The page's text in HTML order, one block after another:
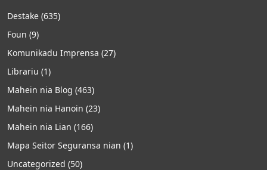
Destake (635)
Foun (9)
Komunikadu Imprensa (27)
Librariu (1)
Mahein nia Blog (463)
Mahein nia Hanoin (23)
Mahein nia Lian (166)
Mapa Seitor Seguransa nian (1)
Uncategorized (50)